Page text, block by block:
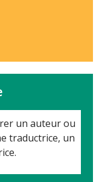
un auteur ou
traductrice, un